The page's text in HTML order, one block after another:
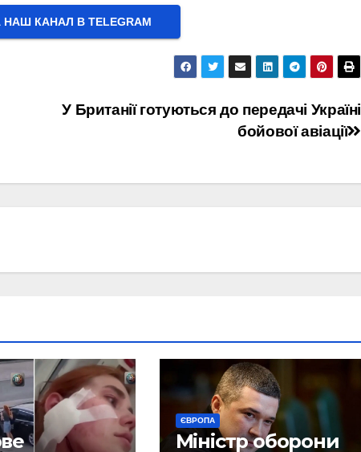
КАНАЛ В ТELEGRAM
У Британії готуються до передачі Україні
бойової авіації
ЄВРОПА
Міністр оборони